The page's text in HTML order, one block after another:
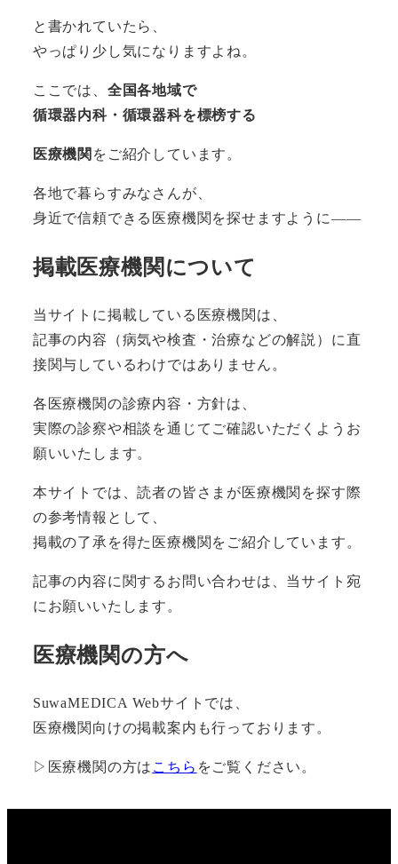
と書かれていたら、
やっぱり少し気になりますよね。
ここでは、 全国各地域で
循環器内科・循環器科を標榜する
医療機関 をご紹介しています。
各地で暮らすみなさんが、
身近で信頼できる医療機関を探せますように――
掲載医療機関について
当サイトに掲載している医療機関は、
記事の内容（病気や検査・治療などの解説）に直
接関与しているわけではありません。
各医療機関の診療内容・方針は、
実際の診察や相談を通じてご確認いただくようお
願いいたします。
本サイトでは、読者の皆さまが医療機関を探す際
の参考情報として、
掲載の了承を得た医療機関をご紹介しています。
記事の内容に関するお問い合わせは、当サイト宛
にお願いいたします。
医療機関の方へ
SuwaMEDICA Webサイトでは、
医療機関向けの掲載案内も行っております。
▷医療機関の方は こちら をご覧ください。